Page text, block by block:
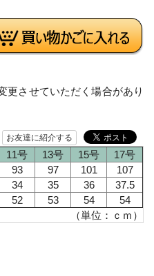
更させていただく場合があり
お友達に紹介する
11号 13号 15号
17号
93 97 101
107
34 35 36
37.5
52 53 54
54
（単位：ｃｍ）